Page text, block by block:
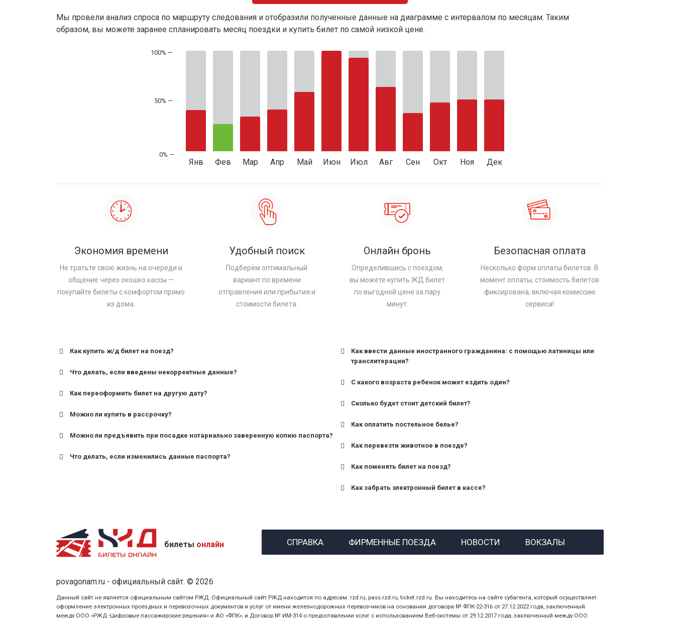
Мы провели анализ спроса по маршруту следования и отобразили полученные данные на диаграмме с интервалом по месяцам. Таким
образом, вы можете заранее спланировать месяц поездки и купить билет по самой низкой цене.
50% —
Янв Фев Мар Апр Май Июн Июл Авг Сен Окт Ноя Дек
Экономия времени
Не тратьте свою жизнь на очереди и
общение через окошко кассы —
покупайте билеты с комфортом прямо
из дома.
Удобный поиск
Подберём оптимальный
вариант по времени
отправления или прибытия и
стоимости билета.
Онлайн бронь
Определившись с поездом,
вы можете купить ЖД билет
по выгодной цене за пару
минут.
Безопасная оплата
Несколько форм оплаты билетов. В
момент оплаты, стоимость билетов
фиксирована, включая комиссию
сервиса!
Как купить ж/д билет на поезд?
Что делать, если введены некорректные данные?
Как переоформить билет на другую дату?
Можно ли купить в рассрочку?
Можно ли предъявить при посадке нотариально заверенную копию паспорта?
Что делать, если изменились данные паспорта?
Как ввести данные иностранного гражданина: с помощью латиницы или
транслитерации?
С какого возраста ребенок может ездить один?
для поездов дальнего следования — от 10 лет и старше;
Сколько будет стоит детский билет?
Как оплатить постельное белье?
Как перевезти животное в поезде?
Как поменять билет на поезд?
Как забрать электронный билет в кассе?
назвав кассиру 14-значный номер заказа;
билеты онлайн СПРАВКА ФИРМЕННЫЕ ПОЕЗДА НОВОСТИ ВОКЗАЛЫ
povagonam.ru - официальный сайт. © 2026
Данный сайт не является официальным сайтом РЖД. Официальный сайт РЖД находится по адресам: rzd.ru, pass.rzd.ru, ticket.rzd.ru. Вы находитесь на сайте субагента, который осуществляет
оформление электронных проездных и перевозочных документов и услуг от имени железнодорожных перевозчиков на основании договора № ФПК-22-316 от 27.12.2022 года, заключенный
между ООО «РЖД -Цифровые пассажирские решения» и АО «ФПК», и Договор № ИМ-314 о предоставлении услуг с использованием Веб-системы от 29.12.2017 года, заключенный между ООО